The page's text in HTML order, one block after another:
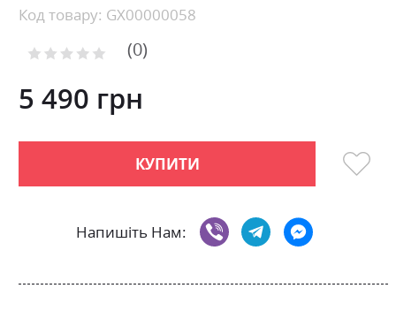
Skip
the
of
the
gallery
Код товару: GX00000058
Рейтинг: 0
5 490 грн
КУПИТИ
Напишіть Нам: